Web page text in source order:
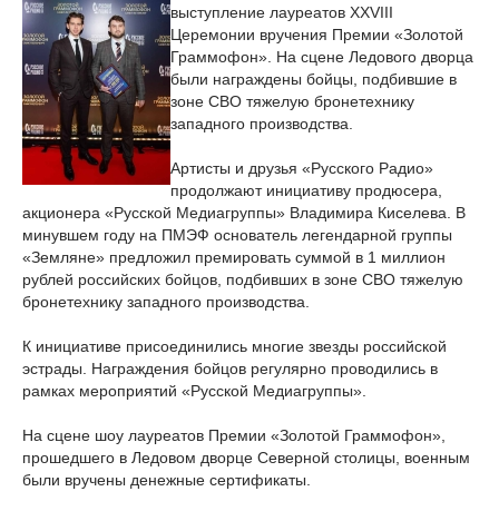
выступление лауреатов XXVIII
Церемонии вручения Премии «Золотой
Граммофон». На сцене Ледового дворца
были награждены бойцы, подбившие в
зоне СВО тяжелую бронетехнику
западного производства.
Артисты и друзья «Русского Радио»
продолжают инициативу продюсера,
акционера «Русской Медиагруппы» Владимира Киселева. В
минувшем году на ПМЭФ основатель легендарной группы
«Земляне» предложил премировать суммой в 1 миллион
рублей российских бойцов, подбивших в зоне СВО тяжелую
бронетехнику западного производства.
К инициативе присоединились многие звезды российской
эстрады. Награждения бойцов регулярно проводились в
рамках мероприятий «Русской Медиагруппы».
На сцене шоу лауреатов Премии «Золотой Граммофон»,
прошедшего в Ледовом дворце Северной столицы, военным
были вручены денежные сертификаты.